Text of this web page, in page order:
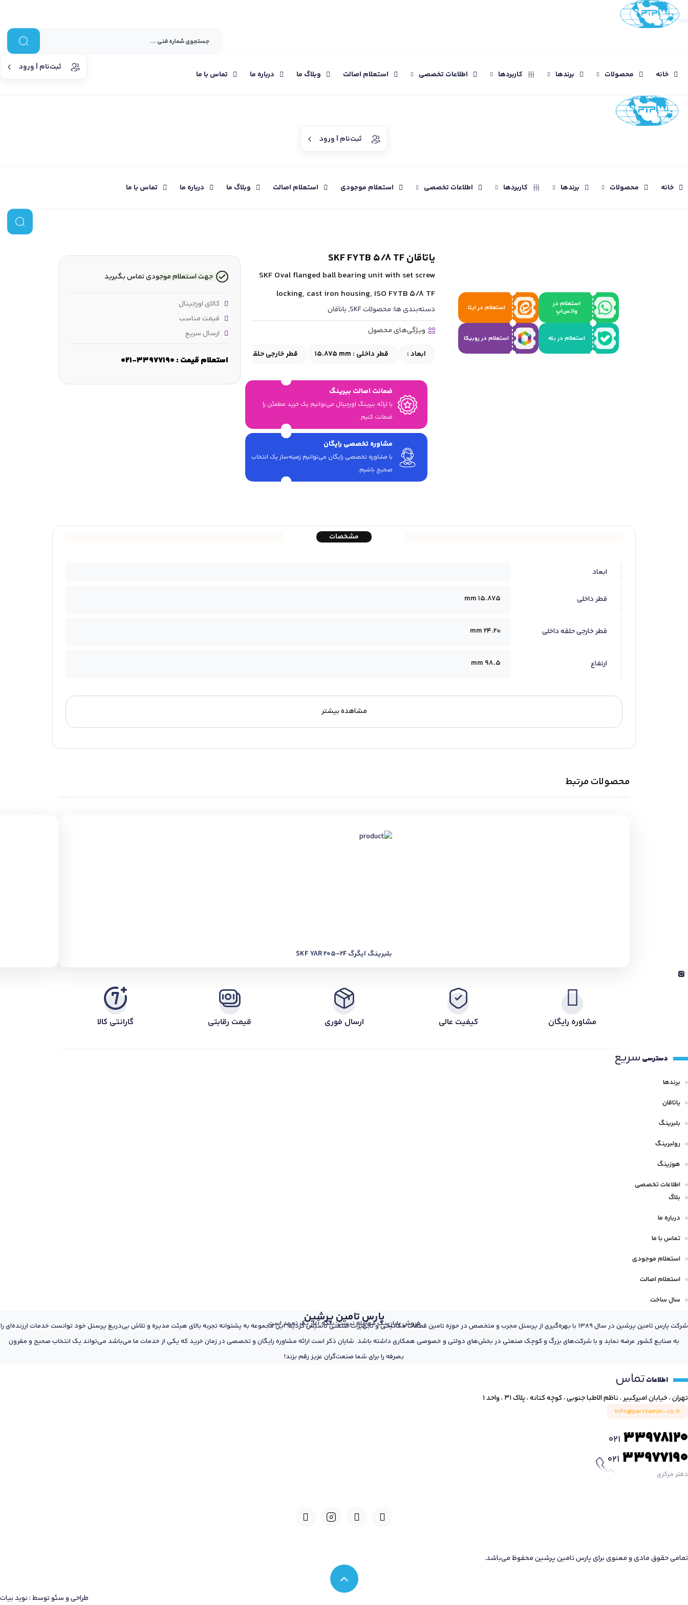
ثبت‌نام | ورود
خانه محصولات برندها کاربردها اطلاعات تخصصی استعلام اصالت وبلاگ ما درباره ما تماس با ما
ثبت‌نام | ورود
خانه محصولات برندها کاربردها اطلاعات تخصصی استعلام موجودی استعلام اصالت وبلاگ ما درباره ما تماس با ما
استعلام در
واتس‌اپ
استعلام در ایتا
استعلام در بله استعلام در روبیکا
یاتاقان SKF FYTB 5/8 TF
SKF Oval flanged ball bearing unit with set screw
locking, cast iron housing, ISO FYTB 5/8 TF
دسته‌بندی ها: محصولات SKF ,یاتاقان
ویژگی‌های محصول
ابعاد : قطر داخلی : 15.875 mm قطر خارجی حلقه داخلی : ≈24.2 mm
ضمانت اصالت بیرینگ
با ارائه بیرینگ اورجینال می‎‌توانیم یک خرید مطمئن را
ضمانت کنیم.
مشاوره تخصصی رایگان
با مشاوره تخصصی رایگان می‌توانیم زمینه‌ساز یک انتخاب
صحیح باشیم.
جهت استعلام موجودی تماس بگیرید
کالای اورجینال
قیمت مناسب
ارسال سریع
استعلام قیمت : 33977190-021
مشخصات
ابعاد
قطر داخلی 15.875 mm
قطر خارجی حلقه داخلی ≈24.2 mm
ارتفاع 98.5 mm
مشاهده بیشتر
محصولات مرتبط
بلبرینگ ایگرگ SKF YAR 205-2F
مشاوره رایگان کیفیت عالی ارسال فوری قیمت رقابتی گارانتی کالا
دسترسی سریع
برندها
یاتاقان
بلبرینگ
رولبرینگ
هوزینگ
اطلاعات تخصصی
بلاگ
درباره ما
تماس با ما
استعلام موجودی
استعلام اصالت
سال ساخت
پارس تامین پرشین
فروش پایان یک معامله نیست؛ بلکه آغاز یک تعهد است
شرکت پارس تامین پرشین در سال 1389 با بهره‌گیری از پرسنل مجرب و متخصص در حوزه تامین قطعات مکانیکی و تجهیزات صنعتی تاسیس گردید. این مجموعه به پشتوانه تجربه بالای هیئت مدیره و تلاش بی‌دریغ پرسنل خود توانست خدمات ارزنده‌ای را
به صنایع کشور عرضه نماید و با شرکت‌های بزرگ و کوچک صنعتی در بخش‌های دولتی و خصوصی همکاری داشته باشد. شایان ذکر است ارائه مشاوره رایگان و تخصصی در زمان خرید که یکی از خدمات ما می‌باشد می‌تواند یک انتخاب صحیح و مقرون
بصرفه را برای شما صنعت‌گران عزیز رقم بزند!
اطلاعاتتماس
تهران ، خیابان امیرکبیر ، ناظم الاطبا جنوبی ، کوچه کتانه ، پلاک ۳۱ ، واحد ۱
info@parstamin-co.ir
021 33978120
021 33977190
دفتر مرکزی
تمامی حقوق مادی و معنوی برای پارس تامین پرشین محفوظ می‌باشد.
طراحی و سئو توسط : نوید بیات